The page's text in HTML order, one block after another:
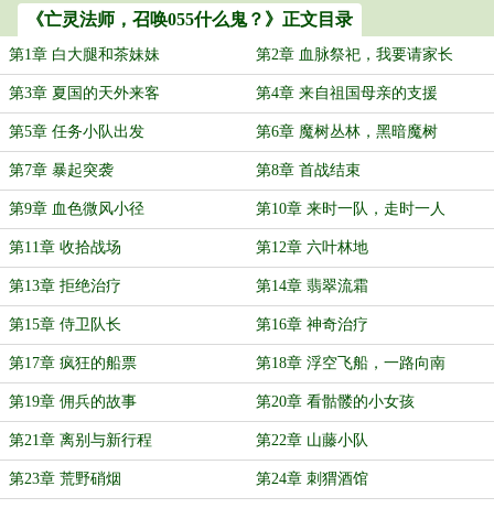
《亡灵法师，召唤055什么鬼？》正文目录
第1章 白大腿和茶妹妹 第2章 血脉祭祀，我要请家长
第3章 夏国的天外来客 第4章 来自祖国母亲的支援
第5章 任务小队出发 第6章 魔树丛林，黑暗魔树
第7章 暴起突袭 第8章 首战结束
第9章 血色微风小径 第10章 来时一队，走时一人
第11章 收拾战场 第12章 六叶林地
第13章 拒绝治疗 第14章 翡翠流霜
第15章 侍卫队长 第16章 神奇治疗
第17章 疯狂的船票 第18章 浮空飞船，一路向南
第19章 佣兵的故事 第20章 看骷髅的小女孩
第21章 离别与新行程 第22章 山藤小队
第23章 荒野硝烟 第24章 刺猬酒馆